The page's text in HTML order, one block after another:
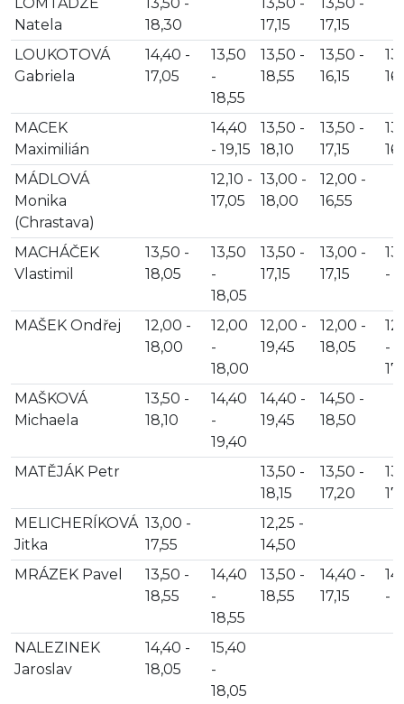
Natela
18,30
17,15
17,15
LOUKOTOVÁ
Gabriela
14,40 -
17,05
13,50
-
18,55
13,50 -
18,55
13,50 -
16,15
MACEK
Maximilián
14,40
- 19,15
13,50 -
18,10
13,50 -
17,15
MÁDLOVÁ
Monika
(Chrastava)
12,10 -
17,05
13,00 -
18,00
12,00 -
16,55
MACHÁČEK
Vlastimil
13,50 -
18,05
13,50
-
18,05
13,50 -
17,15
13,00 -
17,15
-
MAŠEK Ondřej
12,00 -
18,00
12,00
-
18,00
12,00 -
19,45
12,00 -
18,05
-
MAŠKOVÁ
Michaela
13,50 -
18,10
14,40
-
19,40
14,40 -
19,45
14,50 -
18,50
MATĚJÁK Petr
13,50 -
18,15
13,50 -
17,20
MELICHERÍKOVÁ
Jitka
13,00 -
17,55
12,25 -
14,50
MRÁZEK Pavel
13,50 -
18,55
14,40
-
18,55
13,50 -
18,55
14,40 -
17,15
-
NALEZINEK
Jaroslav
14,40 -
18,05
15,40
-
18,05